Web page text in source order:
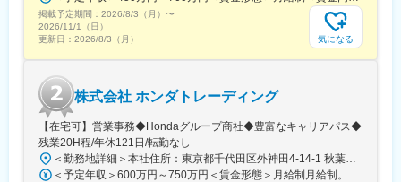
ることを目指して、全社員が日々研鑽に励んでいます。
お得意先に「医療チームの一員」と思っていただける存在が目標
変更の範囲：会社の定める業務
掲載予定期間： 2026/8/3（月） 〜
2026/11/1（日）
更新日： 2026/8/3（月） 気になる
株式会社 ホンダトレーディング
【在宅可】営業事務◆Hondaグループ商社◆豊富なキャリアパス◆
残業20H程/年休121日/転勤なし
＜勤務地詳細＞本社住所：東京都千代田区外神田4-14-1 秋葉原UDX南ウイング18F勤務地最寄駅：JR山手線・総武線／秋葉原駅受動喫煙対策：屋内全面禁煙変更の範囲：会社の定める事業所（リモートワーク含む）
＜予定年収＞600万円～750万円＜賃金形態＞月給制月給制。賞与昨年支給実績6.7ヶ月分。＜賃金内訳＞月額（基本給）：300,000円～410,000円＜月給＞300,000円～410,000円＜昇給有無＞有＜残業手当＞有＜給与補足＞賞与は直近3年間の平均で6.5か月分支給として計算。全社平均である20時間分の時間外手当含む。時間外手当は1分単位で支給。賃金はあくまでも目安の金額であり、選考を通じて上下する可能性があります。月給(月額)は固定手当を含めた表記です。